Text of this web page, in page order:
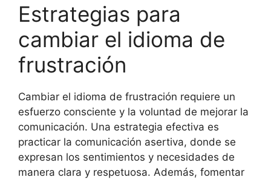
Estrategias para
cambiar el idioma de
frustración
Cambiar el idioma de frustración requiere un
esfuerzo consciente y la voluntad de mejorar la
comunicación. Una estrategia efectiva es
practicar la comunicación asertiva, donde se
expresan los sentimientos y necesidades de
manera clara y respetuosa. Además, fomentar